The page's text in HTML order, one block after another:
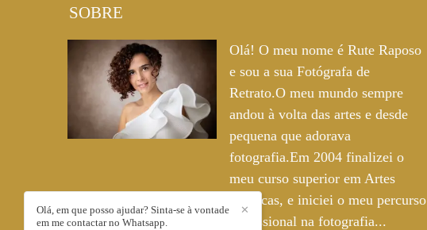
SOBRE
Olá! O meu nome é Rute Raposo
e sou a sua Fotógrafa de
Retrato.O meu mundo sempre
andou à volta das artes e desde
pequena que adorava
fotografia.Em 2004 finalizei o
meu curso superior em Artes
Plásticas, e iniciei o meu percurso
profissional na fotografia...
✕
Olá, em que posso ajudar? Sinta-se à vontade
em me contactar no Whatsapp.